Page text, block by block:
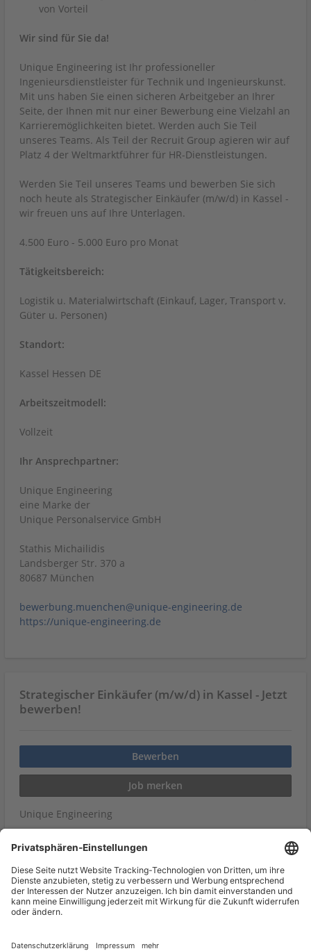
von Vorteil
Wir sind für Sie da!
Unique Engineering ist Ihr professioneller
Ingenieursdienstleister für Technik und Ingenieurskunst.
Mit uns haben Sie einen sicheren Arbeitgeber an Ihrer
Seite, der Ihnen mit nur einer Bewerbung eine Vielzahl an
Karrieremöglichkeiten bietet. Werden auch Sie Teil
unseres Teams. Als Teil der Recruit Group agieren wir auf
Platz 4 der Weltmarktführer für HR-Dienstleistungen.
Werden Sie Teil unseres Teams und bewerben Sie sich
noch heute als Strategischer Einkäufer (m/w/d) in Kassel -
wir freuen uns auf Ihre Unterlagen.
4.500 Euro - 5.000 Euro pro Monat
Tätigkeitsbereich:
Logistik u. Materialwirtschaft (Einkauf, Lager, Transport v.
Güter u. Personen)
Standort:
Kassel Hessen DE
Arbeitszeitmodell:
Vollzeit
Ihr Ansprechpartner:
Unique Engineering
eine Marke der
Unique Personalservice GmbH
Stathis Michailidis
Landsberger Str. 370 a
80687 München
bewerbung.muenchen@unique-engineering.de
https://unique-engineering.de
Strategischer Einkäufer (m/w/d) in Kassel - Jetzt
bewerben!
Bewerben
Job merken
Unique Engineering
Vollzeit
Veröffentlicht am 08.05.2026
Nach weiteren Jobs suchen